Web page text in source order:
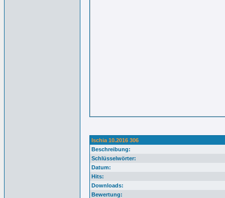
Ischia 10.2016 306
Beschreibung:
Schlüsselwörter:
Datum:
Hits:
Downloads:
Bewertung: